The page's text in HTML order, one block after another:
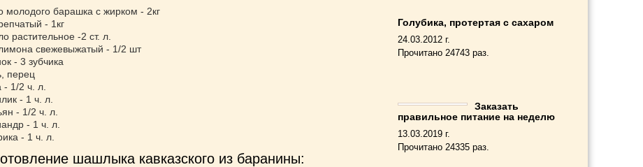
молодого барашка с жирком - 2кг
- 1кг
растительное -2 ст. л.
свежевыжатый - 1/2 шт
- 3 зубчика
перец
- 1/2 ч. л.
- 1 ч. л.
- 1/2 ч. л.
- 1 ч. л.
- 1 ч. л.
шашлыка кавказского из баранины:
Голубика, протертая с сахаром
24.03.2012 г.
Прочитано 24743 раз.
Заказать
правильное питание на неделю
13.03.2019 г.
Прочитано 24335 раз.